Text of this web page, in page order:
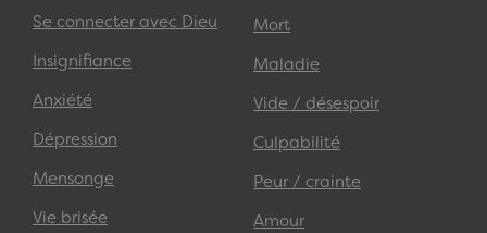
Se connecter avec Dieu
Insignifiance
Anxiété
Dépression
Mensonge
Vie brisée
Mort
Maladie
Vide / désespoir
Culpabilité
Peur / crainte
Amour